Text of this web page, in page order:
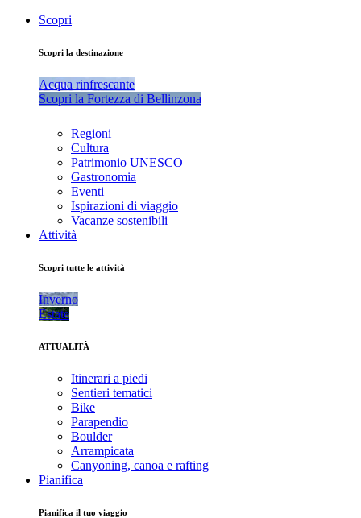
Scopri
Scopri la destinazione
Acqua rinfrescante
Scopri la Fortezza di Bellinzona
Regioni
Cultura
Patrimonio UNESCO
Gastronomia
Eventi
Ispirazioni di viaggio
Vacanze sostenibili
Attività
Scopri tutte le attività
Inverno
Estate
ATTUALITÀ
Itinerari a piedi
Sentieri tematici
Bike
Parapendio
Boulder
Arrampicata
Canyoning, canoa e rafting
Pianifica
Pianifica il tuo viaggio